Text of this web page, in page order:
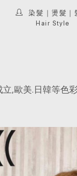
染髮｜燙髮｜
Hair Style
,歐美.日韓等色